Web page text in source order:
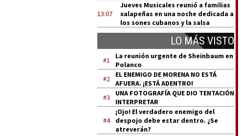
13:07
Jueves Musicales reunió a familias
xalapeñas en una noche dedicada a
los sones cubanos y la salsa
LO MÁS VISTO
#1
La reunión urgente de Sheinbaum en
Polanco
#2
EL ENEMIGO DE MORENA NO ESTÁ
AFUERA. ¡ESTÁ ADENTRO!
#3
UNA FOTOGRAFÍA QUE DIO TENTACIÓN
INTERPRETAR
#4
¡Ojo! El verdadero enemigo del
despojo debe estar dentro. ¿Se
atreverán?